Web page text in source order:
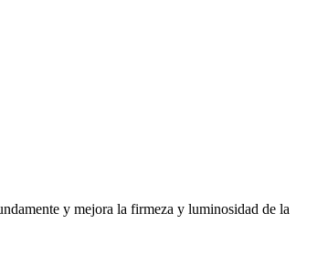
y mejora la firmeza y luminosidad de la